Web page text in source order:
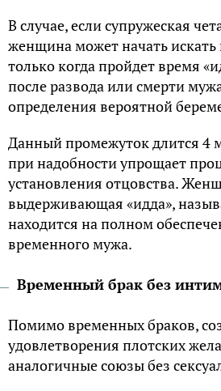
В случае, если супружеская
женщина может начать
только когда пройдет время
после развода или смерти
определения вероятной
Данный промежуток длится 4
при надобности упрощает
установления отцовства.
выдерживающая «идда»,
находится на полном
временного мужа.
Временный брак без
Помимо временных браков,
удовлетворения плотских
аналогичные союзы без